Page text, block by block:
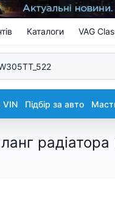
Каталоги VAG
VIN Підбір за авто